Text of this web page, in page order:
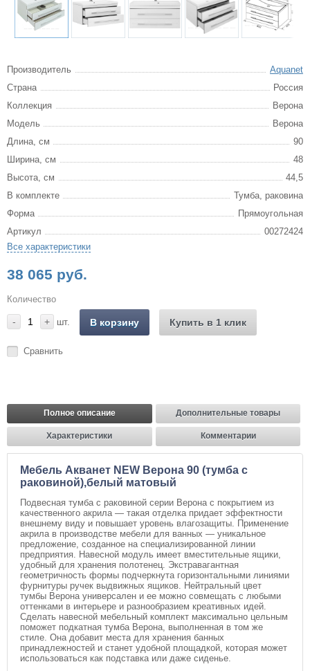
Производитель
Aquanet
Страна
Россия
Коллекция
Верона
Модель
Верона
Длина, см
90
Ширина, см
48
Высота, см
44,5
В комплекте
Тумба, раковина
Форма
Прямоугольная
Артикул
00272424
Все характеристики
38 065 руб.
Количество
- + шт. В корзину Купить в 1 клик
Сравнить
Полное описание Дополнительные товары
Характеристики Комментарии
Мебель Акванет NEW Верона 90 (тумба с
раковиной),белый матовый
Подвесная тумба с раковиной серии Верона с покрытием из
качественного акрила — такая отделка придает эффектности
внешнему виду и повышает уровень влагозащиты. Применение
акрила в производстве мебели для ванных — уникальное
предложение, созданное на специализированной линии
предприятия. Навесной модуль имеет вместительные ящики,
удобный для хранения полотенец. Экстравагантная
геометричность формы подчеркнута горизонтальными линиями
фурнитуры ручек выдвижных ящиков. Нейтральный цвет
тумбы Верона универсален и ее можно совмещать с любыми
оттенками в интерьере и разнообразием креативных идей.
Сделать навесной мебельный комплект максимально цельным
поможет подкатная тумба Верона, выполненная в том же
стиле. Она добавит места для хранения банных
принадлежностей и станет удобной площадкой, которая может
использоваться как подставка или даже сиденье.